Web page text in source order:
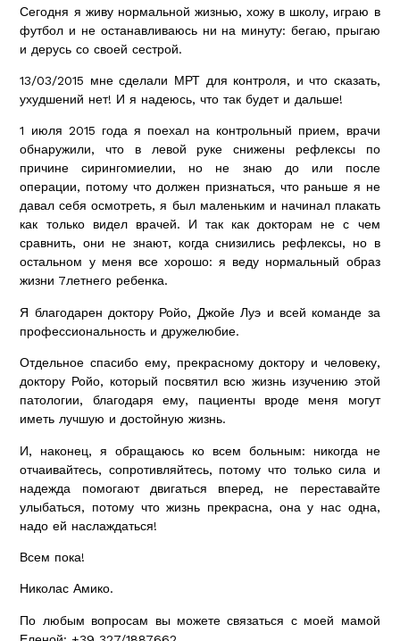
Сегодня я живу нормальной жизнью, хожу в школу, играю в
футбол и не останавливаюсь ни на минуту: бегаю, прыгаю
и дерусь со своей сестрой.
13/03/2015 мне сделали МРТ для контроля, и что сказать,
ухудшений нет! И я надеюсь, что так будет и дальше!
1 июля 2015 года я поехал на контрольный прием, врачи
обнаружили, что в левой руке снижены рефлексы по
причине сирингомиелии, но не знаю до или после
операции, потому что должен признаться, что раньше я не
давал себя осмотреть, я был маленьким и начинал плакать
как только видел врачей. И так как докторам не с чем
сравнить, они не знают, когда снизились рефлексы, но в
остальном у меня все хорошо: я веду нормальный образ
жизни 7летнего ребенка.
Я благодарен доктору Ройо, Джойе Луэ и всей команде за
профессиональность и дружелюбие.
Отдельное спасибо ему, прекрасному доктору и человеку,
доктору Ройо, который посвятил всю жизнь изучению этой
патологии, благодаря ему, пациенты вроде меня могут
иметь лучшую и достойную жизнь.
И, наконец, я обращаюсь ко всем больным: никогда не
отчаивайтесь, сопротивляйтесь, потому что только сила и
надежда помогают двигаться вперед, не переставайте
улыбаться, потому что жизнь прекрасна, она у нас одна,
надо ей наслаждаться!
Всем пока!
Николас Амико.
По любым вопросам вы можете связаться с моей мамой